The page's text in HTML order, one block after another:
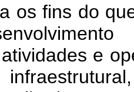
os fins do
e